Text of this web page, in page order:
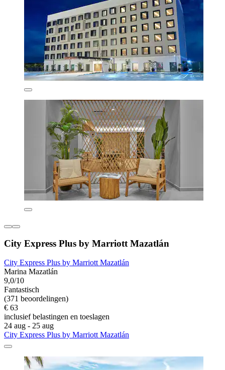
City Express Plus by Marriott Mazatlán
City Express Plus by Marriott Mazatlán
Marina Mazatlán
9,0/10
Fantastisch
(371 beoordelingen)
€ 63
inclusief belastingen en toeslagen
24 aug - 25 aug
City Express Plus by Marriott Mazatlán